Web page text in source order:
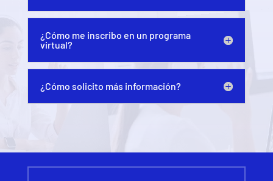
¿Cómo me inscribo en un programa
virtual?
¿Cómo solicito más información?